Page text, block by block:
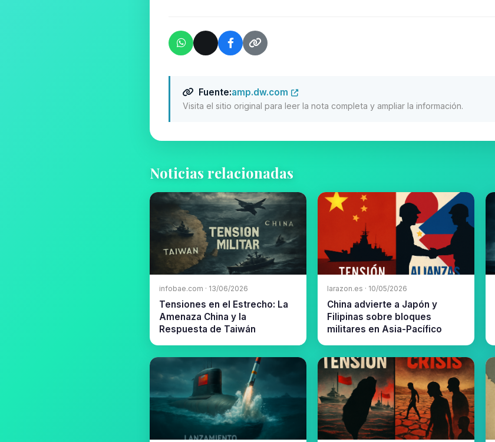
Fuente:amp.dw.com
Visita el sitio original para leer la nota completa y ampliar la información.
Noticias relacionadas
infobae.com · 13/06/2026
Tensiones en el Estrecho: La
Amenaza China y la
Respuesta de Taiwán
larazon.es · 10/05/2026
China advierte a Japón y
Filipinas sobre bloques
militares en Asia-Pacífico